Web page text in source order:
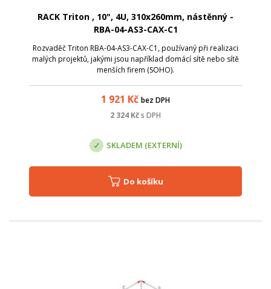
RACK Triton , 10", 4U, 310x260mm, nástěnný -
RBA-04-AS3-CAX-C1
Rozvaděč Triton RBA-04-AS3-CAX-C1, používaný při realizaci
malých projektů, jakými jsou například domácí sítě nebo sítě
menších firem (SOHO).
1 921 Kč bez DPH
2 324 Kčs DPH
SKLADEM (EXTERNÍ)
Do košíku